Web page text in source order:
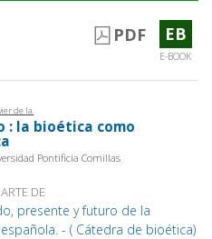
PDF EB
E-BOOK
de la.
: la bioética como
Pontificia Comillas
DE
presente y futuro de la
- ( Cátedra de bioética)